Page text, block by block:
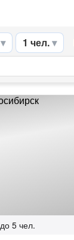
1 чел.
до 5 чел.